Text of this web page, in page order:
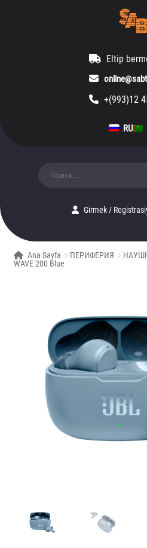
Eltip
+(993)12
RU
Girmek/
Ana Sayfa ПЕРИФЕРИЯ
WAVE 200 Blue